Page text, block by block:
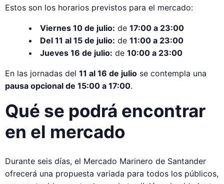
Estos son los horarios previstos para el mercado:
Viernes 10 de julio: de 17:00 a 23:00
Del 11 al 15 de julio: de 11:00 a 23:00
Jueves 16 de julio: de 10:00 a 23:00
En las jornadas del 11 al 16 de julio se contempla una
pausa opcional de 15:00 a 17:00.
Qué se podrá encontrar
en el mercado
Durante seis días, el Mercado Marinero de Santander
ofrecerá una propuesta variada para todos los públicos,